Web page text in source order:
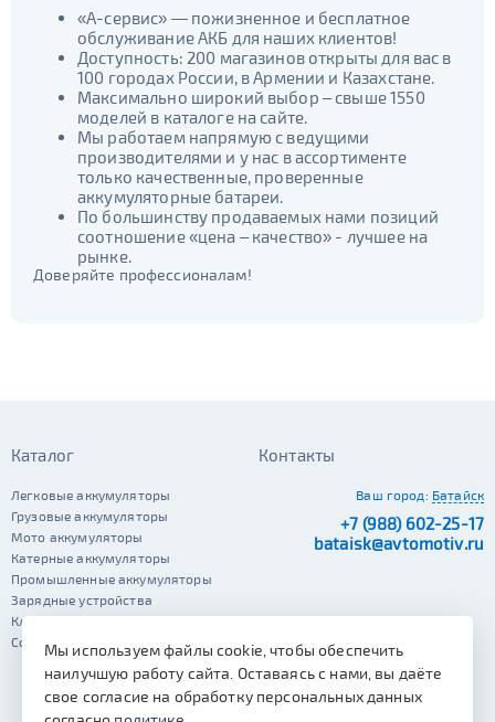
«А-сервис» — пожизненное и бесплатное
обслуживание АКБ для наших клиентов!
Доступность: 200 магазинов открыты для вас в
100 городах России, в Армении и Казахстане.
Максимально широкий выбор – свыше 1550
моделей в каталоге на сайте.
Мы работаем напрямую с ведущими
производителями и у нас в ассортименте
только качественные, проверенные
аккумуляторные батареи.
По большинству продаваемых нами позиций
соотношение «цена – качество» - лучшее на
рынке.
Доверяйте профессионалам!
Каталог
Легковые аккумуляторы
Грузовые аккумуляторы
Мото аккумуляторы
Катерные аккумуляторы
Промышленные аккумуляторы
Зарядные устройства
Клеммы
Сопутствующие автотовары
Контакты
Ваш город: Батайск
+7 (988) 602-25-17
bataisk@avtomotiv.ru
Мы используем файлы cookie, чтобы обеспечить
наилучшую работу сайта. Оставаясь с нами, вы даёте
свое согласие на обработку персональных данных